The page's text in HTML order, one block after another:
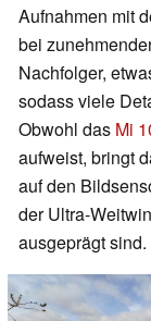
Aufnahmen mit
bei
Nachfolger,
sodass viele
Obwohl das Mi
aufweist, bringt
auf den
der Ultra-
ausgeprägt sind.